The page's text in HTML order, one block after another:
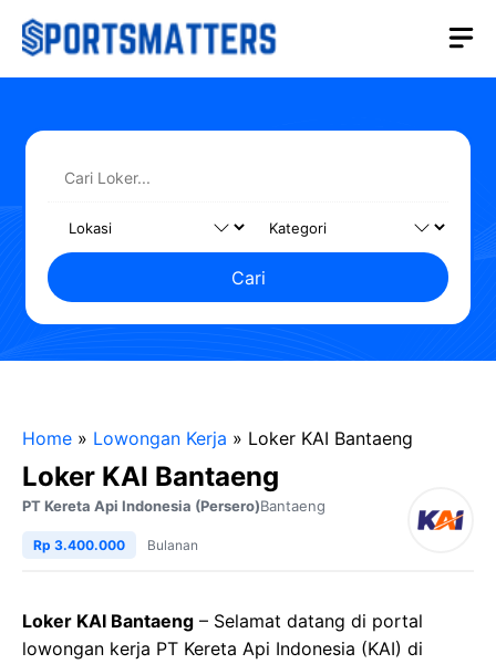
Langsung
Cari
Home » Lowongan Kerja » Loker KAI Bantaeng
Loker KAI Bantaeng
PT Kereta Api Indonesia (Persero)Bantaeng
Rp 3.400.000 Bulanan
Loker KAI Bantaeng – Selamat datang di portal
lowongan kerja PT Kereta Api Indonesia (KAI) di